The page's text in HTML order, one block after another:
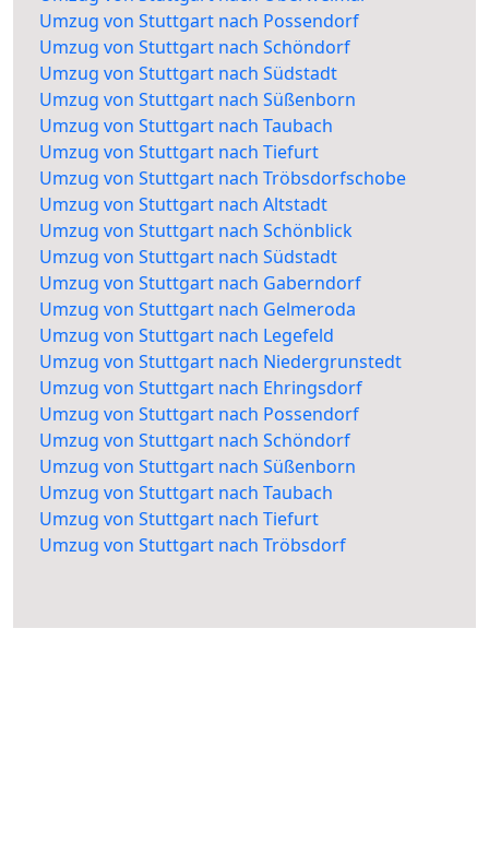
Umzug von Stuttgart nach Possendorf
Umzug von Stuttgart nach Schöndorf
Umzug von Stuttgart nach Südstadt
Umzug von Stuttgart nach Süßenborn
Umzug von Stuttgart nach Taubach
Umzug von Stuttgart nach Tiefurt
Umzug von Stuttgart nach Tröbsdorfschobe
Umzug von Stuttgart nach Altstadt
Umzug von Stuttgart nach Schönblick
Umzug von Stuttgart nach Südstadt
Umzug von Stuttgart nach Gaberndorf
Umzug von Stuttgart nach Gelmeroda
Umzug von Stuttgart nach Legefeld
Umzug von Stuttgart nach Niedergrunstedt
Umzug von Stuttgart nach Ehringsdorf
Umzug von Stuttgart nach Possendorf
Umzug von Stuttgart nach Schöndorf
Umzug von Stuttgart nach Süßenborn
Umzug von Stuttgart nach Taubach
Umzug von Stuttgart nach Tiefurt
Umzug von Stuttgart nach Tröbsdorf